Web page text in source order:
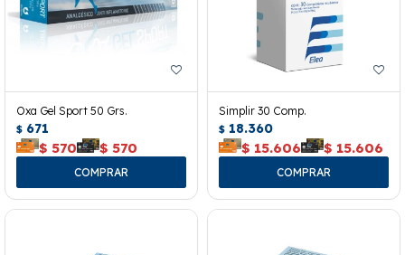
Oxa Gel Sport 50 Grs.
$ 671
$ 570 $ 570
Simplir 30 Comp.
$ 18.360
$ 15.606 $ 15.606